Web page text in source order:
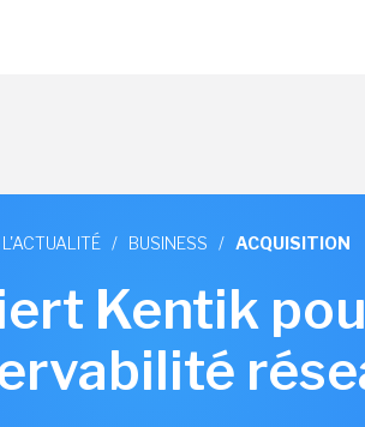
/ BUSINESS / ACQUISITION
Kentik